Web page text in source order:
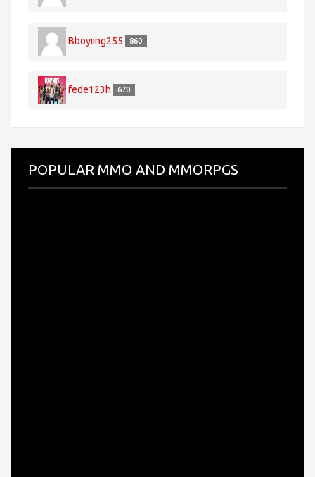
Bboyiing255 860
fede123h 670
POPULAR MMO AND MMORPGS